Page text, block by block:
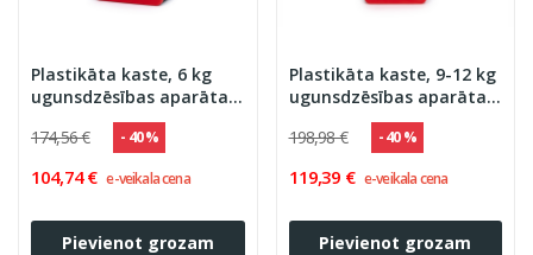
Plastikāta kaste, 6 kg
ugunsdzēsības aparāta
izvietošanai,
700x320x255 (ar stiklu)
174,56 € - 40 %
104,74 € e-veikala cena
Pievienot grozam
Plastikāta kaste, 9-12 kg
ugunsdzēsības aparāta
izvietošanai,
830x310x265 (ar stiklu)
198,98 € - 40 %
119,39 € e-veikala cena
Pievienot grozam